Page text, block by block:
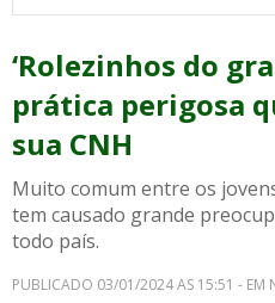
‘Rolezinhos do
prática perigosa
sua CNH
Muito comum entre os
tem causado grande
todo país.
PUBLICADO 03/01/2024 AS 15:51 - EM